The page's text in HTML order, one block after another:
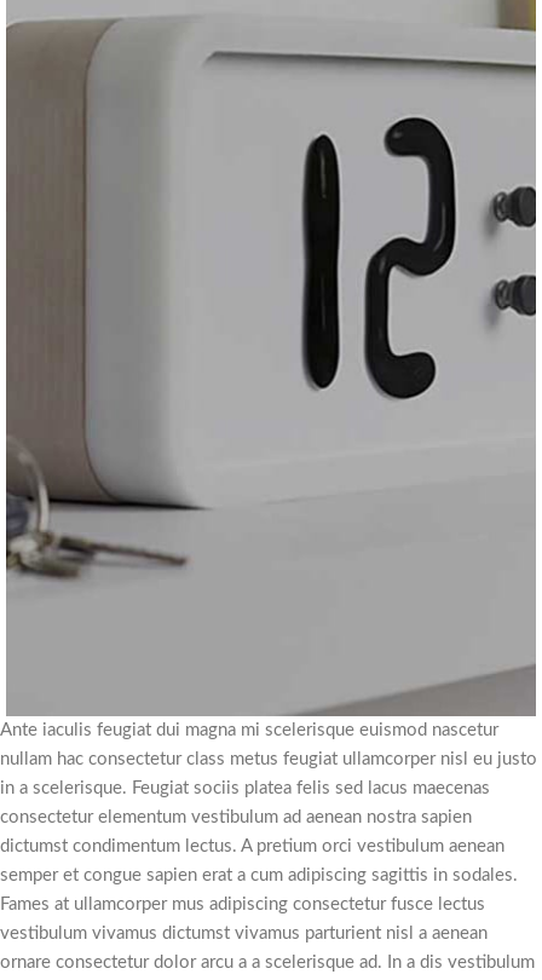
Ante iaculis feugiat dui magna mi scelerisque euismod nascetur
nullam hac consectetur class metus feugiat ullamcorper nisl eu justo
in a scelerisque. Feugiat sociis platea felis sed lacus maecenas
consectetur elementum vestibulum ad aenean nostra sapien
dictumst condimentum lectus. A pretium orci vestibulum aenean
semper et congue sapien erat a cum adipiscing sagittis in sodales.
Fames at ullamcorper mus adipiscing consectetur fusce lectus
vestibulum vivamus dictumst vivamus parturient nisl a aenean
ornare consectetur dolor arcu a a scelerisque ad. In a dis vestibulum